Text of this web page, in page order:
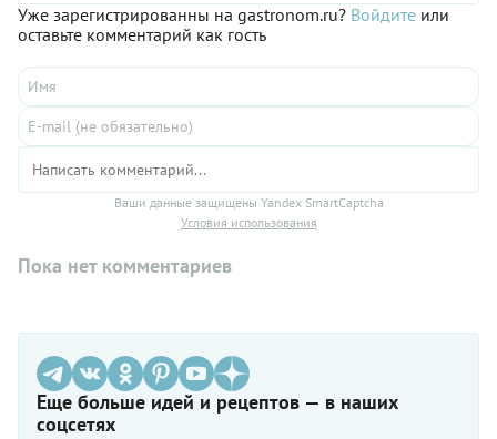
Уже зарегистрированны на gastronom.ru? Войдите или
оставьте комментарий как гость
Ваши данные защищены Yandex SmartCaptcha
Условия использования
Пока нет комментариев
Еще больше идей и рецептов — в наших
соцсетях